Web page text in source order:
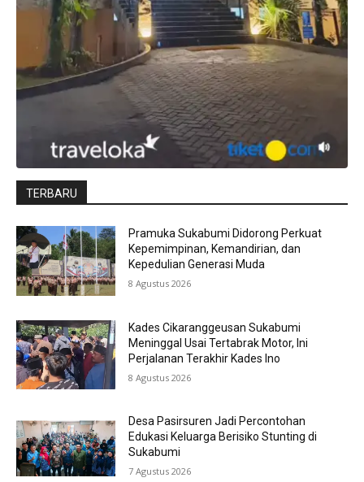
TERBARU
Pramuka Sukabumi Didorong Perkuat
Kepemimpinan, Kemandirian, dan
Kepedulian Generasi Muda
8 Agustus 2026
Kades Cikaranggeusan Sukabumi
Meninggal Usai Tertabrak Motor, Ini
Perjalanan Terakhir Kades Ino
8 Agustus 2026
Desa Pasirsuren Jadi Percontohan
Edukasi Keluarga Berisiko Stunting di
Sukabumi
7 Agustus 2026